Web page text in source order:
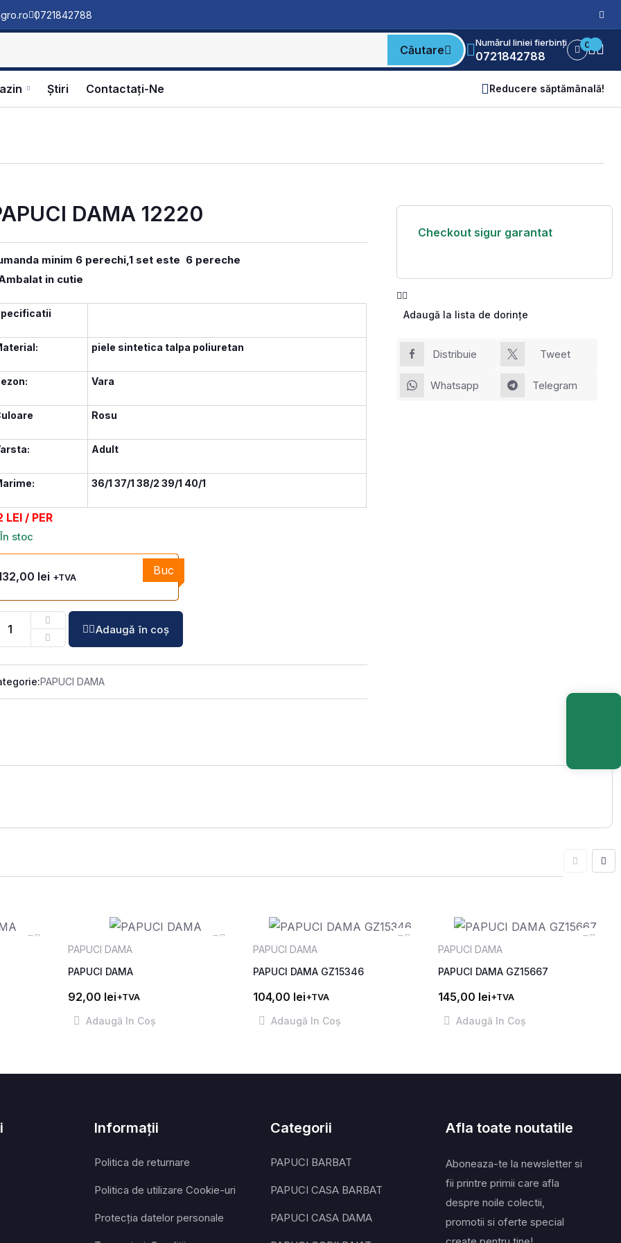
0721842788
Căutare
Numărul liniei fierbinți
0721842788
0
Ştiri Contactați-Ne Reducere săptămânală!
DAMA 12220
minim 6 perechi,1 set este 6 pereche
in cutie
piele sintetica talpa poliuretan
Vara
Rosu
Adult
36/1 37/1 38/2 39/1 40/1
LEI / PER
În stoc
Buc
lei +TVA
Adaugă în coș
PAPUCI DAMA
Checkout sigur garantat
Adaugă la lista de dorințe
Distribuie Tweet
Whatsapp Telegram
PAPUCI DAMA
PAPUCI DAMA
92,00 lei+TVA
Adaugă In Coş
PAPUCI DAMA
PAPUCI DAMA GZ15346
104,00 lei+TVA
Adaugă In Coş
PAPUCI DAMA
PAPUCI DAMA GZ15667
145,00 lei+TVA
Adaugă In Coş
Informații
Politica de returnare
Politica de utilizare Cookie-uri
Protecția datelor personale
Categorii
PAPUCI BARBAT
PAPUCI CASA BARBAT
PAPUCI CASA DAMA
Afla toate noutatile
Aboneaza-te la newsletter si
fii printre primii care afla
despre noile colectii,
promotii si oferte special